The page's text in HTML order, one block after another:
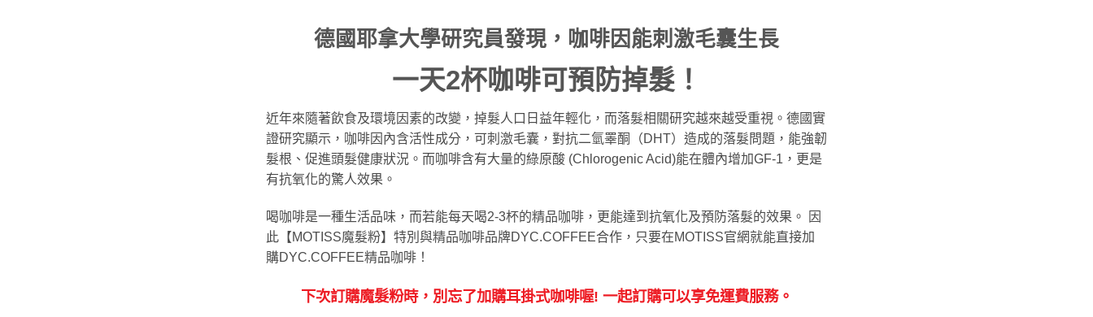
德國耶拿大學研究員發現，咖啡因能刺激毛囊生長
一天2杯咖啡可預防掉髮！
近年來隨著飲食及環境因素的改變，掉髮人口日益年輕化，而落髮相關研究越來越受重視。德國實
證研究顯示，咖啡因內含活性成分，可刺激毛囊，對抗二氫睪酮（DHT）造成的落髮問題，能強韌
髮根、促進頭髮健康狀況。而咖啡含有大量的綠原酸 (Chlorogenic Acid)能在體內增加GF-1，更是
有抗氧化的驚人效果。
喝咖啡是一種生活品味，而若能每天喝2-3杯的精品咖啡，更能達到抗氧化及預防落髮的效果。 因
此【MOTISS魔髮粉】特別與精品咖啡品牌DYC.COFFEE合作，只要在MOTISS官網就能直接加
購DYC.COFFEE精品咖啡！
下次訂購魔髮粉時，別忘了加購耳掛式咖啡喔! 一起訂購可以享免運費服務。